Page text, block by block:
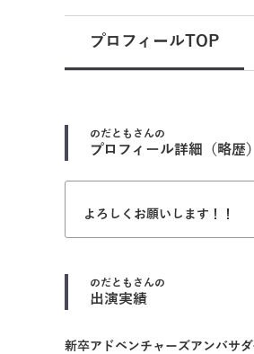
プロフィールTOP
のだとも さんの
プロフィール詳細（略歴）
よろしくお願いします！！
のだとも さんの
出演実績
新卒アドベンチャーズアンバサ